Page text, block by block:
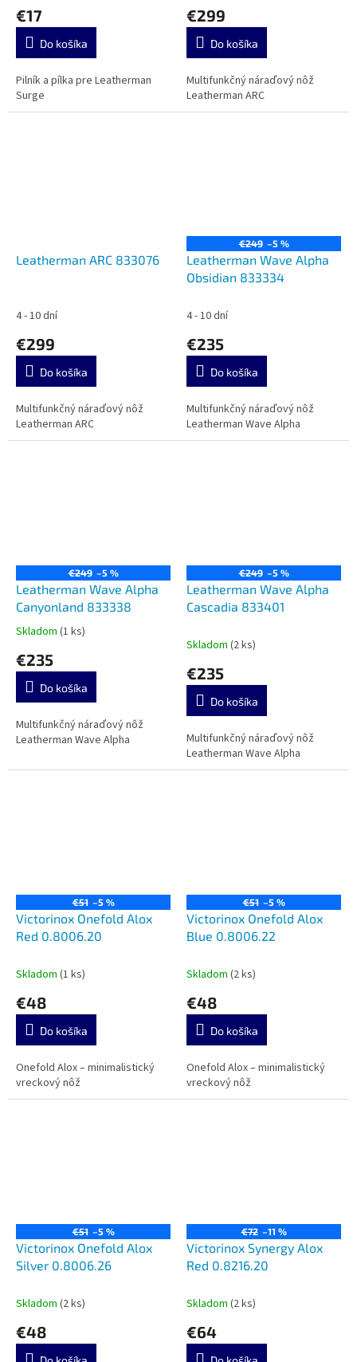
€17
Do košíka
Pilník a pílka pre Leatherman
Surge
€299
Do košíka
Multifunkčný náraďový nôž
Leatherman ARC
Leatherman ARC 833076
4 - 10 dní
€299
Do košíka
Multifunkčný náraďový nôž
Leatherman ARC
€249 –5 %
Leatherman Wave Alpha
Obsidian 833334
4 - 10 dní
€235
Do košíka
Multifunkčný náraďový nôž
Leatherman Wave Alpha
€249 –5 %
Leatherman Wave Alpha
Canyonland 833338
Priemerné
produktu
5,0
5
hviezdičiek.
Skladom (1 ks)
€235
Do košíka
Multifunkčný náraďový nôž
Leatherman Wave Alpha
€249 –5 %
Leatherman Wave Alpha
Cascadia 833401
Skladom (2 ks)
€235
Do košíka
Multifunkčný náraďový nôž
Leatherman Wave Alpha
€51 –5 %
Victorinox Onefold Alox
Red 0.8006.20
Skladom (1 ks)
€48
Do košíka
Onefold Alox – minimalistický
vreckový nôž
€51 –5 %
Victorinox Onefold Alox
Blue 0.8006.22
Skladom (2 ks)
€48
Do košíka
Onefold Alox – minimalistický
vreckový nôž
€51 –5 %
Victorinox Onefold Alox
Silver 0.8006.26
Skladom (2 ks)
€48
€72 –11 %
Victorinox Synergy Alox
Red 0.8216.20
Skladom (2 ks)
€64